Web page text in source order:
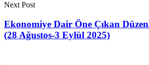
Next Post
Ekonomiye Dair Öne Çıkan
(28 Ağustos-3 Eylül 2025)